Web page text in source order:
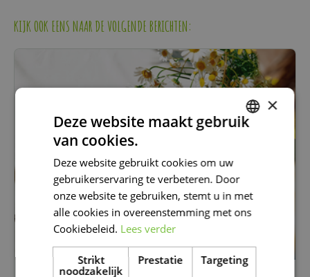
KIJK OOK EENS NAAR DE VOLGENDE BERICHTEN:
×
Deze website maakt gebruik
van cookies.
Deze website gebruikt cookies om uw
gebruikerservaring te verbeteren. Door
onze website te gebruiken, stemt u in met
alle cookies in overeenstemming met ons
Cookiebeleid. Lees verder
Strikt
noodzakelijk
Prestatie Targeting